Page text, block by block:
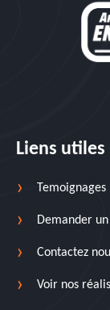
Liens utiles
Temoignages
Demander
Contactez
Voir nos